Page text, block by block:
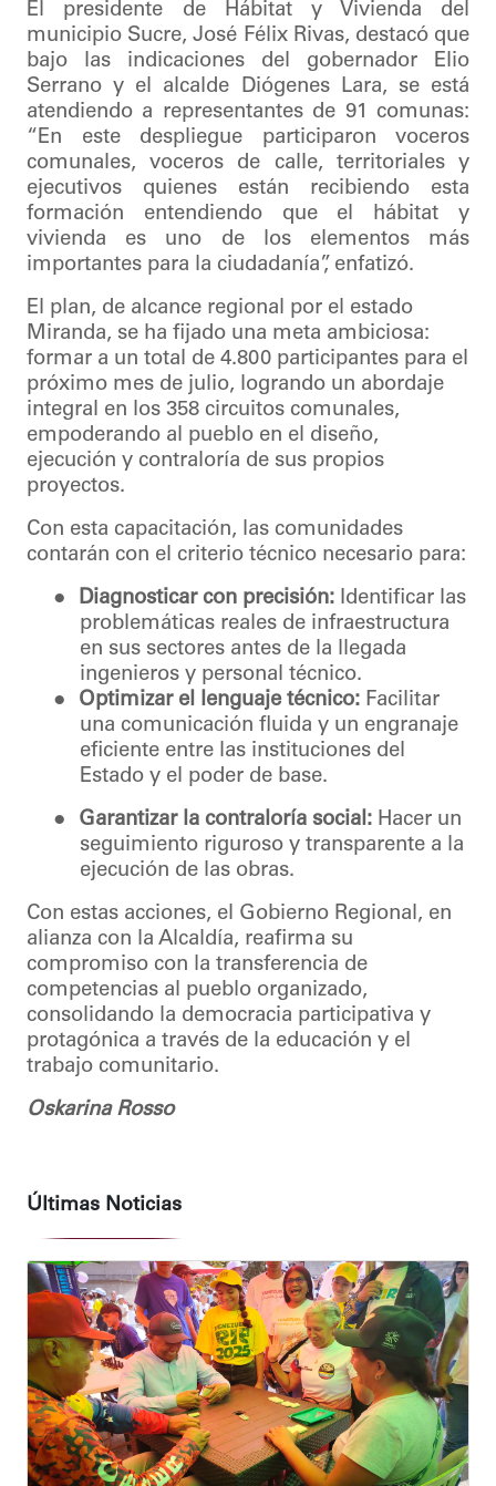
El presidente de Hábitat y Vivienda del
municipio Sucre, José Félix Rivas, destacó que
bajo las indicaciones del gobernador Elio
Serrano y el alcalde Diógenes Lara, se está
atendiendo a representantes de 91 comunas:
“En este despliegue participaron voceros
comunales, voceros de calle, territoriales y
ejecutivos quienes están recibiendo esta
formación entendiendo que el hábitat y
vivienda es uno de los elementos más
importantes para la ciudadanía”, enfatizó.
El plan, de alcance regional por el estado
Miranda, se ha fijado una meta ambiciosa:
formar a un total de 4.800 participantes para el
próximo mes de julio, logrando un abordaje
integral en los 358 circuitos comunales,
empoderando al pueblo en el diseño,
ejecución y contraloría de sus propios
proyectos.
Con esta capacitación, las comunidades
contarán con el criterio técnico necesario para:
● Diagnosticar con precisión: Identificar las
problemáticas reales de infraestructura
en sus sectores antes de la llegada
ingenieros y personal técnico.
●
Optimizar el lenguaje técnico: Facilitar
una comunicación fluida y un engranaje
eficiente entre las instituciones del
Estado y el poder de base.
● Garantizar la contraloría social: Hacer un
seguimiento riguroso y transparente a la
ejecución de las obras.
Con estas acciones, el Gobierno Regional, en
alianza con la Alcaldía, reafirma su
compromiso con la transferencia de
competencias al pueblo organizado,
consolidando la democracia participativa y
protagónica a través de la educación y el
trabajo comunitario.
Oskarina Rosso
Últimas Noticias